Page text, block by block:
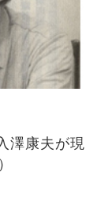
澤康夫が現